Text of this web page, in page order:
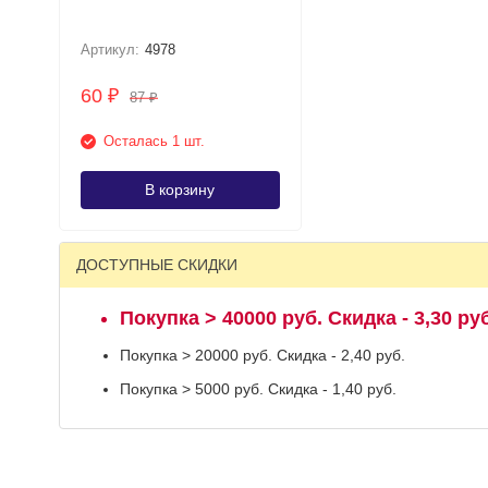
Артикул: 4978
60 ₽ 87₽
Осталась 1 шт.
В корзину
ДОСТУПНЫЕ СКИДКИ
Покупка > 40000 руб. Скидка - 3,30
Покупка > 20000 руб. Скидка - 2,40 руб.
Покупка > 5000 руб. Скидка - 1,40 руб.